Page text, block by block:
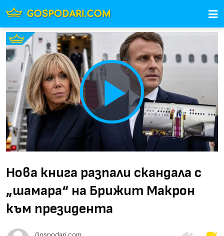
Play
Video
Нова книга разпали скандала с
„шамара“ на Брижит Макрон
към президента